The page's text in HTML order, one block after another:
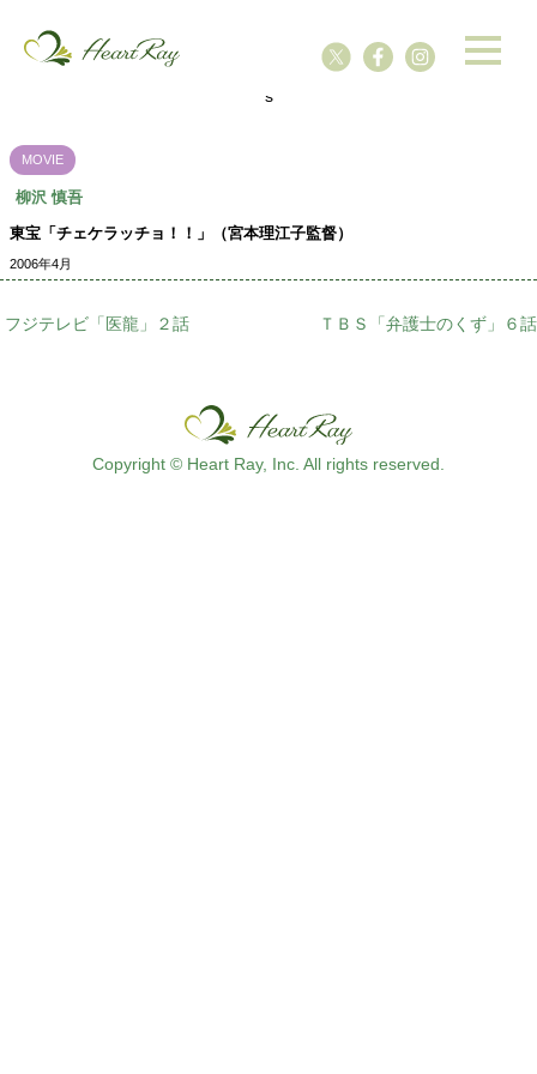
s
MOVIE
柳沢 慎吾
東宝「チェケラッチョ！！」（宮本理江子監督）
2006年4月
フジテレビ「医龍」２話 ＴＢＳ「弁護士のくず」６話
Copyright © Heart Ray, Inc. All rights reserved.